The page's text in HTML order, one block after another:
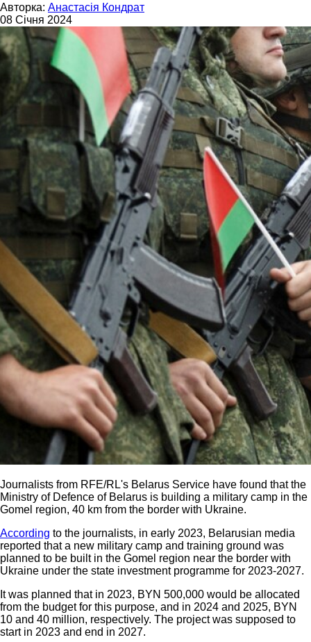
Авторка: Анастасія Кондрат
08 Січня 2024
Journalists from RFE/RL's Belarus Service have found that the
Ministry of Defence of Belarus is building a military camp in the
Gomel region, 40 km from the border with Ukraine.
According to the journalists, in early 2023, Belarusian media
reported that a new military camp and training ground was
planned to be built in the Gomel region near the border with
Ukraine under the state investment programme for 2023-2027.
It was planned that in 2023, BYN 500,000 would be allocated
from the budget for this purpose, and in 2024 and 2025, BYN
10 and 40 million, respectively. The project was supposed to
start in 2023 and end in 2027.